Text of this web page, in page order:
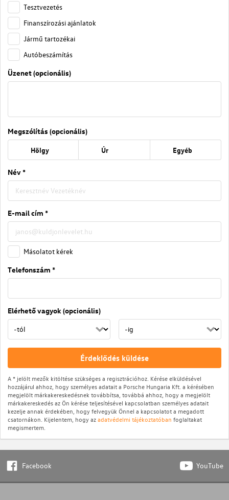
Tesztvezetés
Finanszírozási ajánlatok
Jármű tartozékai
Autóbeszámítás
Üzenet (opcionális)
Megszólítás (opcionális)
Hölgy Úr Egyéb
Név *
E-mail cím *
Másolatot kérek
Telefonszám *
Elérhető vagyok (opcionális)
Érdeklődés küldése
A * jelölt mezők kitöltése szükséges a regisztrációhoz. Kérése elküldésével
hozzájárul ahhoz, hogy személyes adatait a Porsche Hungaria Kft. a kérésében
megjelölt márkakereskedésnek továbbítsa, továbbá ahhoz, hogy a megjelölt
márkakereskedés az Ön kérése teljesítésével kapcsolatban személyes adatait
kezelje annak érdekében, hogy felvegyük Önnel a kapcsolatot a megadott
csatornákon. Kijelentem, hogy azadatvédelmi tájékoztatóban foglaltakat
megismertem.
Facebook YouTube